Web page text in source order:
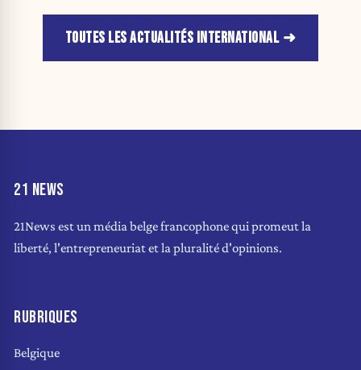
TOUTES LES ACTUALITÉS INTERNATIONAL
21 NEWS
21News est un média belge francophone qui promeut la
liberté, l'entrepreneuriat et la pluralité d'opinions.
RUBRIQUES
Belgique